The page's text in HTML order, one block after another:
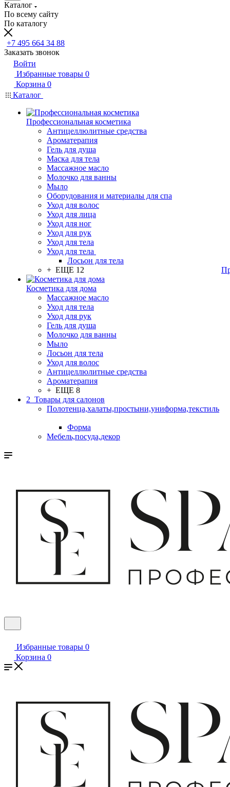
Каталог
По всему сайту
По каталогу
+7 495 664 34 88
Заказать звонок
Войти
Избранные товары 0
Корзина 0
Каталог
Профессиональная косметика
Антицеллюлитные средства
Ароматерапия
Гель для душа
Маска для тела
Массажное масло
Молочко для ванны
Мыло
Оборудования и материалы для спа
Уход для волос
Уход для лица
Уход для ног
Уход для рук
Уход для тела
Уход для тела
Лосьон для тела
+ ЕЩЕ 12
Косметика для дома
Массажное масло
Уход для тела
Уход для рук
Гель для душа
Молочко для ванны
Мыло
Лосьон для тела
Уход для волос
Антицеллюлитные средства
Ароматерапия
+ ЕЩЕ 8
2_Товары для салонов
Полотенца,халаты,простыни,униформа,текстиль
Форма
Мебель,посуда,декор
Избранные товары 0
Корзина 0